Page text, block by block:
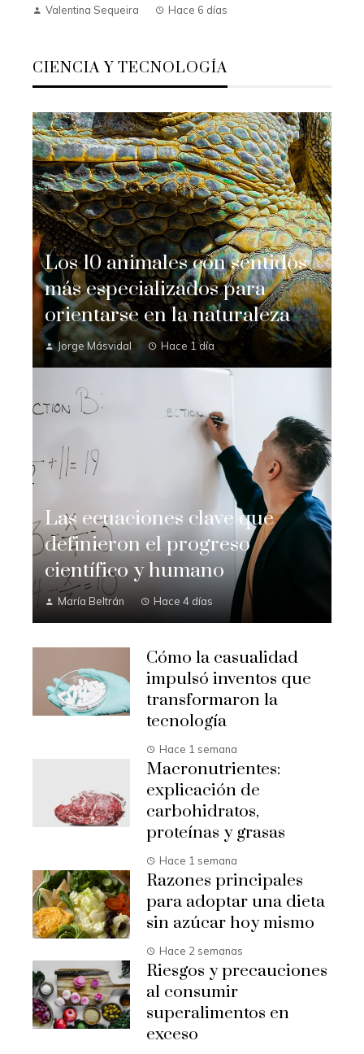
Valentina Sequeira Hace 6 días
CIENCIA Y TECNOLOGÍA
Los 10 animales con sentidos
más especializados para
orientarse en la naturaleza
Jorge Másvidal Hace 1 día
Las ecuaciones clave que
definieron el progreso
científico y humano
María Beltrán Hace 4 días
Cómo la casualidad
impulsó inventos que
transformaron la
tecnología
Hace 1 semana
Macronutrientes:
explicación de
carbohidratos,
proteínas y grasas
Hace 1 semana
Razones principales
para adoptar una dieta
sin azúcar hoy mismo
Hace 2 semanas
Riesgos y precauciones
al consumir
superalimentos en
exceso